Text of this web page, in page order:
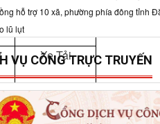
Xe Tải
Xe Tải
Xe Tải
Xây dựng tổ chức trao 500 triệu
phường phía đông tỉnh Đắk Lắk
lụt